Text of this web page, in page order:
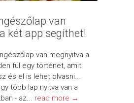
van
két app segíthet!
van megnyitva a
fül egy történet, amit
és el is lehet olvasni...
több lap nyitva van a
- az... read more →